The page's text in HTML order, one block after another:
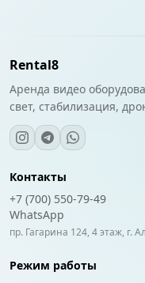
Rental8
Аренда видео
свет, стабилизация,
Контакты
+7 (700) 550-79-49
WhatsApp
пр. Гагарина 124, 4 этаж, г.
Режим работы